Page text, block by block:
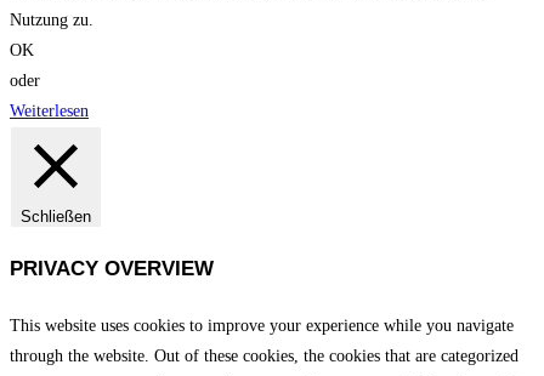
Nutzung zu.
OK
oder
Weiterlesen
Schließen
PRIVACY OVERVIEW
This website uses cookies to improve your experience while you navigate
through the website. Out of these cookies, the cookies that are categorized